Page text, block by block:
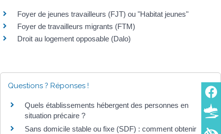
Foyer de jeunes travailleurs (FJT) ou "Habitat jeunes"
Foyer de travailleurs migrants (FTM)
Droit au logement opposable (Dalo)
Questions ? Réponses !
Quels établissements hébergent des personnes en
situation précaire ?
Sans domicile stable ou fixe (SDF) : comment obtenir